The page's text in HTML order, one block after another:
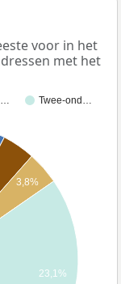
voor in het
met het
Twee-ond…
3,8%
23,1%